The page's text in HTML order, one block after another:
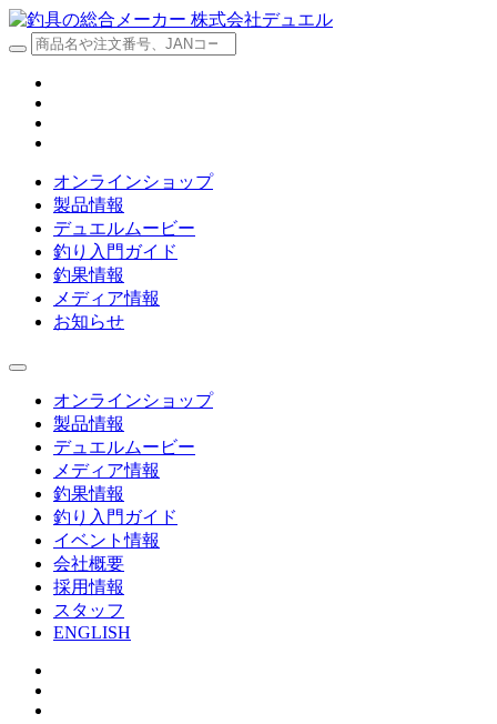
オンラインショップ
製品情報
デュエルムービー
釣り入門ガイド
釣果情報
メディア情報
お知らせ
オンラインショップ
製品情報
デュエルムービー
メディア情報
釣果情報
釣り入門ガイド
イベント情報
会社概要
採用情報
スタッフ
ENGLISH